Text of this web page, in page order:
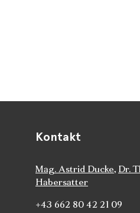
Kontakt
Mag. Astrid Ducke, Dr.
Habersatter
+43 662 80 42 21 09